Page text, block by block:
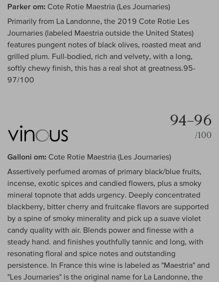
Parker om: Cote Rotie Maestria (Les Journaries)
Primarily from La Landonne, the 2019 Cote Rotie Les
Journaries (labeled Maestria outside the United States)
features pungent notes of black olives, roasted meat and
grilled plum. Full-bodied, rich and velvety, with a long,
softly chewy finish, this has a real shot at greatness.95-
97/100
94–96
/100
Galloni om: Cote Rotie Maestria (Les Journaries)
Assertively perfumed aromas of primary black/blue fruits,
incense, exotic spices and candied flowers, plus a smoky
mineral topnote that adds urgency. Deeply concentrated
blackberry, bitter cherry and fruitcake flavors are supported
by a spine of smoky minerality and pick up a suave violet
candy quality with air. Blends power and finesse with a
steady hand. and finishes youthfully tannic and long, with
resonating floral and spice notes and outstanding
persistence. In France this wine is labeled as "Maestria" and
"Les Journaries" is the original name for La Landonne, the